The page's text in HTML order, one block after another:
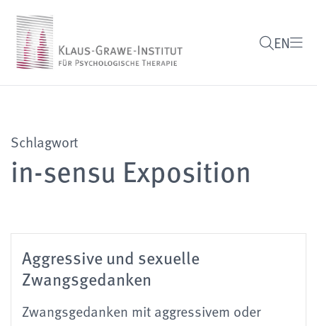
EN
Schlagwort
in-sensu Exposition
Aggressive und sexuelle
Zwangsgedanken
Zwangsgedanken mit aggressivem oder